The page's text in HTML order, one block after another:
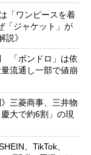
「ワンピースを着
「ジャケット」が
》
「ボンドロ」は依
流通し一部で値崩
三菱商事、三井物
大で約6割」の現
、TikTok、